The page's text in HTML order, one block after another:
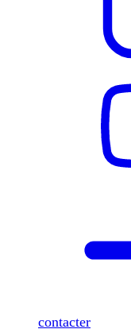
contacter